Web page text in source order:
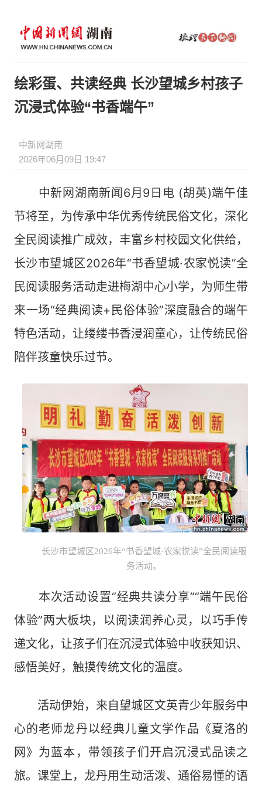
绘彩蛋、共读经典 长沙望城乡村孩子
沉浸式体验“书香端午”
中新网湖南
2026年06月09日 19:47
中新网湖南新闻6月9日电 (胡英)端午佳
节将至，为传承中华优秀传统民俗文化，深化
全民阅读推广成效，丰富乡村校园文化供给，
长沙市望城区2026年“书香望城·农家悦读”全
民阅读服务活动走进梅湖中心小学，为师生带
来一场“经典阅读+民俗体验”深度融合的端午
特色活动，让缕缕书香浸润童心，让传统民俗
陪伴孩童快乐过节。
长沙市望城区2026年“书香望城·农家悦读”全民阅读服
务活动。
本次活动设置“经典共读分享”“端午民俗
体验”两大板块，以阅读润养心灵，以巧手传
递文化，让孩子们在沉浸式体验中收获知识、
感悟美好，触摸传统文化的温度。
活动伊始，来自望城区文英青少年服务中
心的老师龙丹以经典儿童文学作品《夏洛的
网》为蓝本，带领孩子们开启沉浸式品读之
旅。课堂上，龙丹用生动活泼、通俗易懂的语